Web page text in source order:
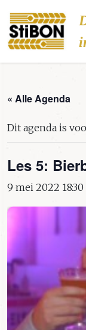
« Alle Agenda
Dit agenda is
Les 5:
9 mei 2022 18:30